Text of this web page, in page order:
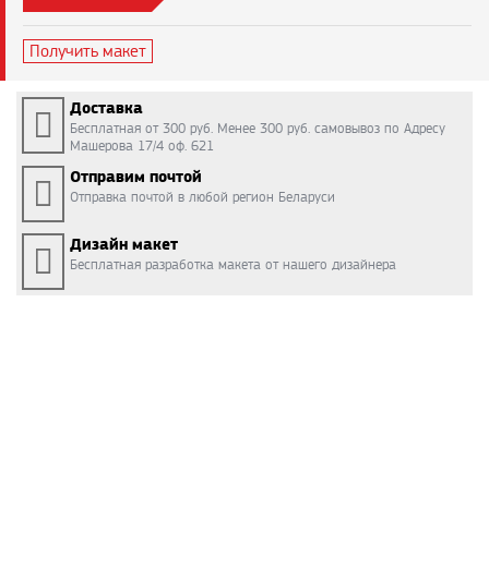
Получить макет
Доставка
Бесплатная от 300 руб. Менее 300 руб. самовывоз по Адресу
Машерова 17/4 оф. 621
Отправим почтой
Отправка почтой в любой регион Беларуси
Дизайн макет
Бесплатная разработка макета от нашего дизайнера